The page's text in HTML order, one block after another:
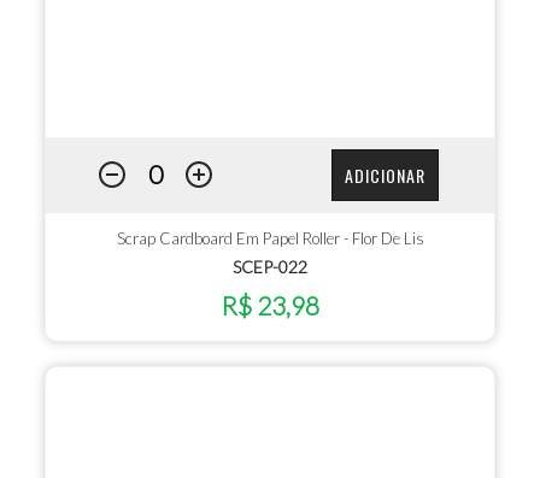
ADICIONAR
Scrap Cardboard Em Papel Roller - Flor De Lis
SCEP-022
R$ 23,98